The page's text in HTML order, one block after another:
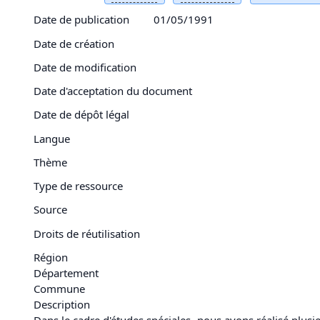
Date de publication
01/05/1991
Date de création
Date de modification
Date d'acceptation du document
Date de dépôt légal
Langue
Thème
Type de ressource
Source
Droits de réutilisation
Région
Département
Commune
Description